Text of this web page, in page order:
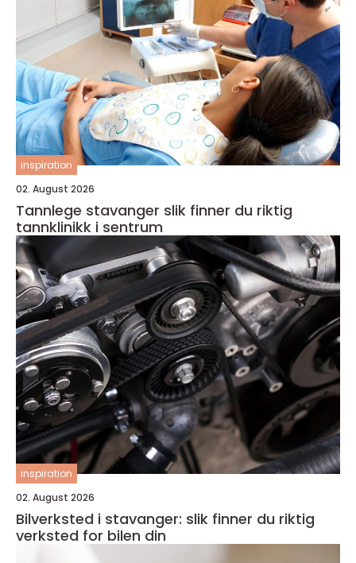
inspiration
02. August 2026
Tannlege stavanger slik finner du riktig
tannklinikk i sentrum
inspiration
02. August 2026
Bilverksted i stavanger: slik finner du riktig
verksted for bilen din